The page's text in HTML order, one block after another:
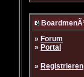
» Forum
» Portal
» Registrieren